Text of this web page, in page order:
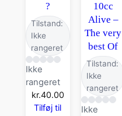
?
Tilstand:
Ikke
rangeret
Ikke
rangeret
kr.40.00
Tilføj til
10cc
Alive –
The very
best Of
Tilstand:
Ikke
rangeret
Ikke